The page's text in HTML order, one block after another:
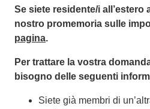
Se siete residente/i all’estero
nostro promemoria sulle
pagina.
Per trattare la vostra
bisogno delle seguenti
Siete già membri di